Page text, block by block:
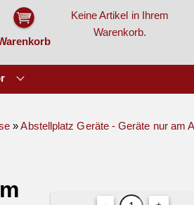
Keine Artikel in Ihrem
Warenkorb.
»Abstellplatz Geräte - Geräte nur am